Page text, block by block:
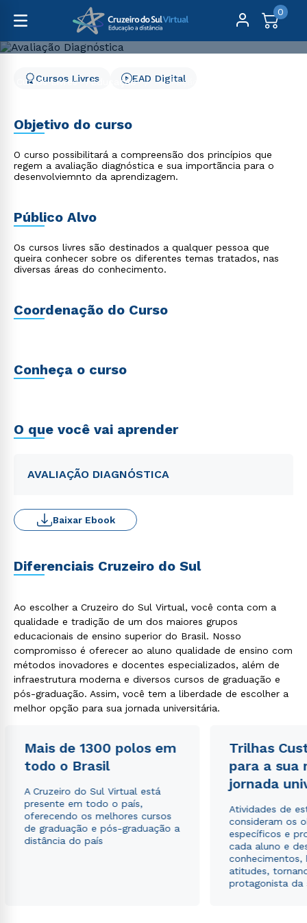
0
Cursos Livres Educação Avaliação Diagnóstica
Cursos Livres EAD Digital
Objetivo do curso
O curso possibilitará a compreensão dos princípios que
regem a avaliação diagnóstica e sua importãncia para o
desenvolviemnto da aprendizagem.
Público Alvo
Os cursos livres são destinados a qualquer pessoa que
queira conhecer sobre os diferentes temas tratados, nas
diversas áreas do conhecimento.
Coordenação do Curso
Conheça o curso
O que você vai aprender
AVALIAÇÃO DIAGNÓSTICA
Baixar Ebook
Diferenciais Cruzeiro do Sul
Ao escolher a Cruzeiro do Sul Virtual, você conta com a
qualidade e tradição de um dos maiores grupos
educacionais de ensino superior do Brasil. Nosso
compromisso é oferecer ao aluno qualidade de ensino com
métodos inovadores e docentes especializados, além de
infraestrutura moderna e diversos cursos de graduação e
pós-graduação. Assim, você tem a liberdade de escolher a
melhor opção para sua jornada universitária.
Mais de 1300 polos em
todo o Brasil
A Cruzeiro do Sul Virtual está
presente em todo o país,
oferecendo os melhores cursos
de graduação e pós-graduação a
distância do país
Trilhas
para a sua
jornada
Atividades de
consideram os
específicos e
cada aluno e
conhecimentos,
atitudes,
protagonista da